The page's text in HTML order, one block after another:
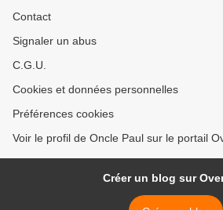
Contact
Signaler un abus
C.G.U.
Cookies et données personnelles
Préférences cookies
Voir le profil de Oncle Paul sur le portail
Créer un blog sur